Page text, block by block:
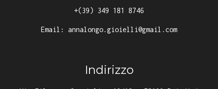
+(39) 349 181 8746
Email: annalongo.gioielli@gmail.com
Indirizzo